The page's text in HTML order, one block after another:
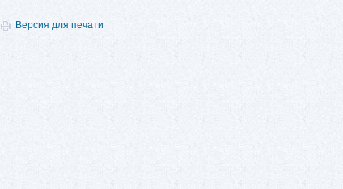
Версия для печати